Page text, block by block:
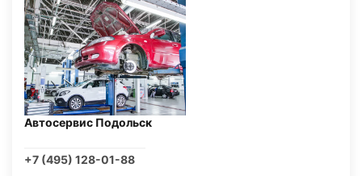
Автосервис Подольск
+7 (495) 128-01-88